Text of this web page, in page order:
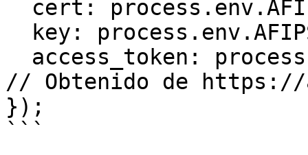
// Obtenido de https://
});
```